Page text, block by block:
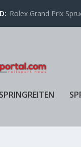
Rolex Grand Prix
SPRINGREITEN